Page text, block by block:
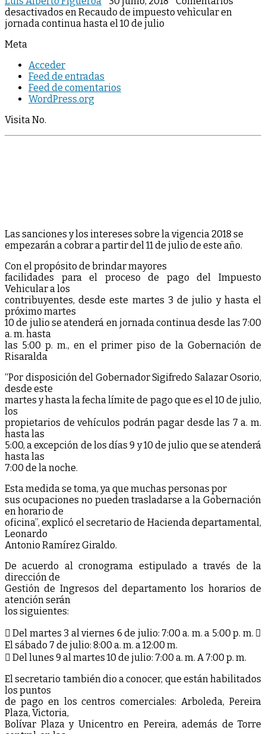
desactivados en Recaudo de impuesto vehìcular en
jornada continua hasta el 10 de julio
Meta
Acceder
Feed de entradas
Feed de comentarios
WordPress.org
Visita No.
Las sanciones y los intereses sobre la vigencia 2018 se
empezarán a cobrar a partir del 11 de julio de este año.
Con el propósito de brindar mayores
facilidades para el proceso de pago del Impuesto
Vehicular a los
contribuyentes, desde este martes 3 de julio y hasta el
próximo martes
10 de julio se atenderá en jornada continua desde las 7:00
a. m. hasta
las 5:00 p. m., en el primer piso de la Gobernación de
Risaralda
“Por disposición del Gobernador Sigifredo Salazar Osorio,
desde este
martes y hasta la fecha límite de pago que es el 10 de julio,
los
propietarios de vehículos podrán pagar desde las 7 a. m.
hasta las
5:00, a excepción de los días 9 y 10 de julio que se atenderá
hasta las
7:00 de la noche.
Esta medida se toma, ya que muchas personas por
sus ocupaciones no pueden trasladarse a la Gobernación
en horario de
oficina”, explicó el secretario de Hacienda departamental,
Leonardo
Antonio Ramírez Giraldo.
De acuerdo al cronograma estipulado a través de la
dirección de
Gestión de Ingresos del departamento los horarios de
atención serán
los siguientes:
 Del martes 3 al viernes 6 de julio: 7:00 a. m. a 5:00 p. m. 
El sábado 7 de julio: 8:00 a. m. a 12:00 m.
 Del lunes 9 al martes 10 de julio: 7:00 a. m. A 7:00 p. m.
El secretario también dio a conocer, que están habilitados
los puntos
de pago en los centros comerciales: Arboleda, Pereira
Plaza, Victoria,
Bolívar Plaza y Unicentro en Pereira, además de Torre